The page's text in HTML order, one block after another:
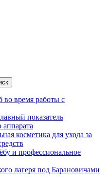
во время работы с
показатель
аппарата
косметика для ухода за
и профессиональное
лагеря под Барановичами